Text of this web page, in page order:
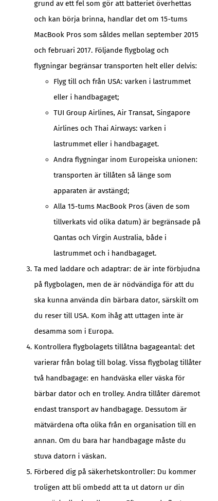
grund av ett fel som gör att batteriet överhettas
och kan börja brinna, handlar det om 15-tums
MacBook Pros som såldes mellan september 2015
och februari 2017. Följande flygbolag och
flygningar begränsar transporten helt eller delvis:
Flyg till och från USA: varken i lastrummet
eller i handbagaget;
TUI Group Airlines, Air Transat, Singapore
Airlines och Thai Airways: varken i
lastrummet eller i handbagaget.
Andra flygningar inom Europeiska unionen:
transporten är tillåten så länge som
apparaten är avstängd;
Alla 15-tums MacBook Pros (även de som
tillverkats vid olika datum) är begränsade på
Qantas och Virgin Australia, både i
lastrummet och i handbagaget.
Ta med laddare och adaptrar: de är inte förbjudna
på flygbolagen, men de är nödvändiga för att du
ska kunna använda din bärbara dator, särskilt om
du reser till USA. Kom ihåg att uttagen inte är
desamma som i Europa.
Kontrollera flygbolagets tillåtna bagageantal: det
varierar från bolag till bolag. Vissa flygbolag tillåter
två handbagage: en handväska eller väska för
bärbar dator och en trolley. Andra tillåter däremot
endast transport av handbagage. Dessutom är
mätvärdena ofta olika från en organisation till en
annan. Om du bara har handbagage måste du
stuva datorn i väskan.
Förbered dig på säkerhetskontroller: Du kommer
troligen att bli ombedd att ta ut datorn ur din